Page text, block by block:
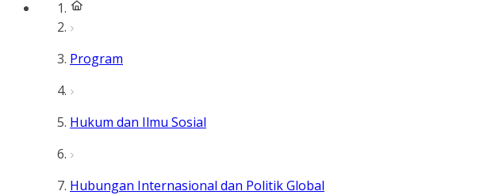
Program
Hukum dan Ilmu Sosial
Hubungan Internasional dan Politik Global